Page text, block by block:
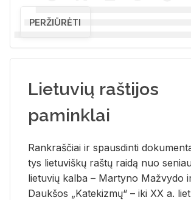
PERŽIŪRĖTI
Lietuvių raštijos
paminklai
Rank­raš­čiai ir spaus­din­ti
tys lie­tu­viš­kų raš­tų rai­dą nuo
lie­tu­vių kal­ba – Mar­ty­no Ma­žvy­do
Dauk­šos „Ka­te­kiz­mų“ – iki XX a.